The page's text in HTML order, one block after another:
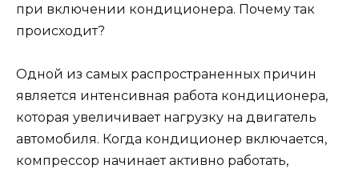
при включении кондиционера. Почему так
происходит?
Одной из самых распространенных причин
является интенсивная работа кондиционера,
которая увеличивает нагрузку на двигатель
автомобиля. Когда кондиционер включается,
компрессор начинает активно работать,